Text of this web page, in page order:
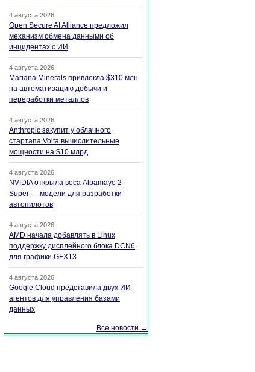
4 августа 2026
Open Secure AI Alliance предложил
механизм обмена данными об
инцидентах с ИИ
4 августа 2026
Mariana Minerals привлекла $310 млн
на автоматизацию добычи и
переработки металлов
4 августа 2026
Anthropic закупит у облачного
стартапа Volta вычислительные
мощности на $10 млрд
4 августа 2026
NVIDIA открыла веса Alpamayo 2
Super — модели для разработки
автопилотов
4 августа 2026
AMD начала добавлять в Linux
поддержку дисплейного блока DCN6
для графики GFX13
4 августа 2026
Google Cloud представила двух ИИ-
агентов для управления базами
данных
Все новости →